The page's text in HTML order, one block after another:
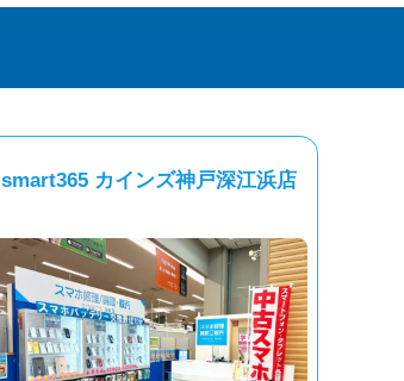
smart365 カインズ神戸深江浜店